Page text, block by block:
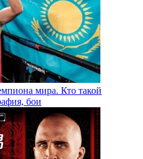
мира. Кто такой
бои